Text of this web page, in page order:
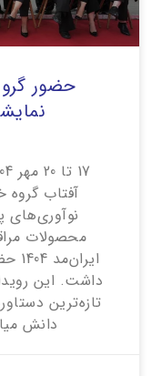
حضور
آفتاب گروه
نوآوری‌های
محصولات
داشت. این
تازه‌ترین
دانش